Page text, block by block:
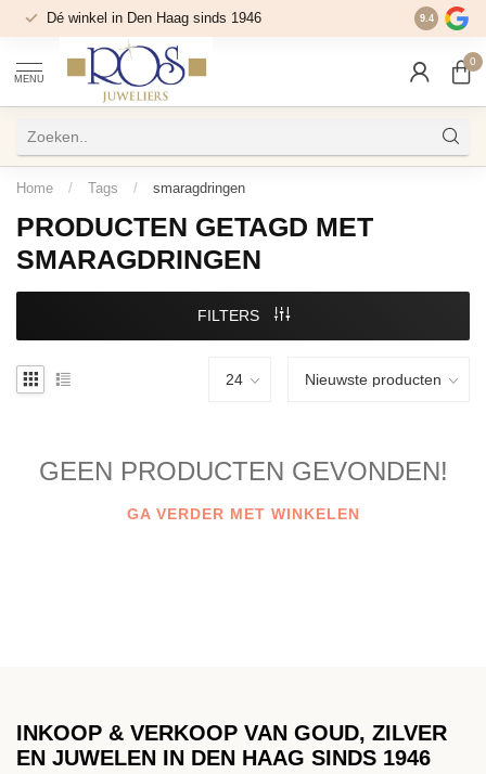
Dé winkel in Den Haag sinds 1946 9.4
MENU
0
Home / Tags / smaragdringen
PRODUCTEN GETAGD MET
SMARAGDRINGEN
FILTERS
GEEN PRODUCTEN GEVONDEN!
GA VERDER MET WINKELEN
INKOOP & VERKOOP VAN GOUD, ZILVER
EN JUWELEN IN DEN HAAG SINDS 1946